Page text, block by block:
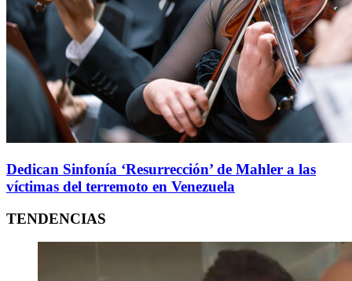
Dedican Sinfonía ‘Resurrección’ de Mahler a las
víctimas del terremoto en Venezuela
TENDENCIAS